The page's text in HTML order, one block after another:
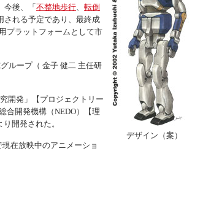
デザイン（案）
今後、「不整地歩行
転倒
される予定であり、最終成
プラットフォームとして市
ループ（ 金子 健二 主任研
開発」【プロジェクトリー
合開発機構（NEDO）【理
り開発された。
在放映中のアニメーショ